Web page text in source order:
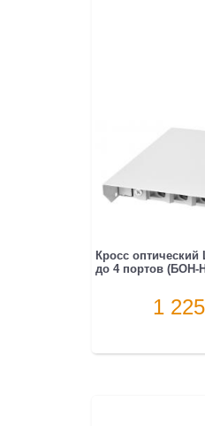
Кросс
до 4 портов (БОН-
1